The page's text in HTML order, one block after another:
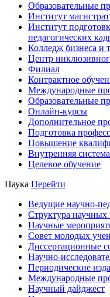
Образовательные
Институт
Институт
педагогических
Колледж бизнеса и
Центр
Филиал
Контрактное
Международные
Образовательные
Онлайн-курсы
Дополнительное
Подготовка
Повышение
Внутренняя
Целевое обучение
Наука Перейти
Ведущие научно-
Структура научных
Научные
Совет молодых
Диссертационные
Научно-
Периодические
Международные
Научный дайджест